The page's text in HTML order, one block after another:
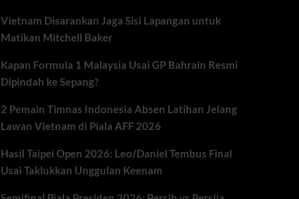
Vietnam Disarankan Jaga Sisi Lapangan untuk
Matikan Mitchell Baker
Kapan Formula 1 Malaysia Usai GP Bahrain Resmi
Dipindah ke Sepang?
2 Pemain Timnas Indonesia Absen Latihan Jelang
Lawan Vietnam di Piala AFF 2026
Hasil Taipei Open 2026: Leo/Daniel Tembus Final
Usai Taklukkan Unggulan Keenam